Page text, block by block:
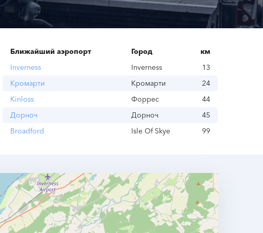
Ближайший аэропорт Город
км
Inverness
Inverness
13
Кромарти
Кромарти
24
Kinloss
Форрес
44
Дорноч
Дорноч
45
Broadford
Isle Of Skye 99